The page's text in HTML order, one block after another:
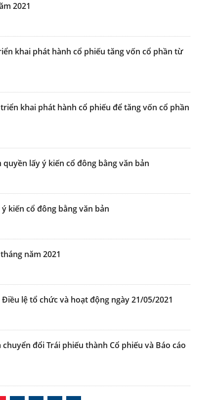
2021
khai phát hành cổ phiếu tăng vốn cổ phần từ
khai phát hành cổ phiếu để tăng vốn cổ phần
lấy ý kiến cổ đông bằng văn bản
kiến cổ đông bằng văn bản
năm 2021
lệ tổ chức và hoạt động ngày 21/05/2021
đổi Trái phiếu thành Cổ phiếu và Báo cáo